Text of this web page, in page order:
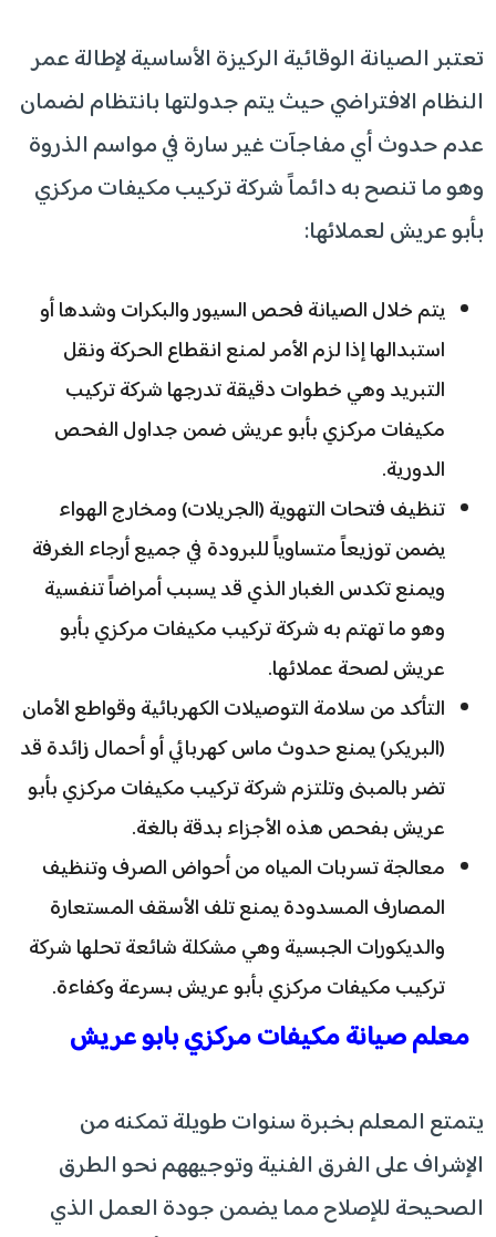
تعتبر الصيانة الوقائية الركيزة الأساسية لإطالة عمر
النظام الافتراضي حيث يتم جدولتها بانتظام لضمان
عدم حدوث أي مفاجآت غير سارة في مواسم الذروة
وهو ما تنصح به دائماً شركة تركيب مكيفات مركزي
بأبو عريش لعملائها:
يتم خلال الصيانة فحص السيور والبكرات وشدها أو
استبدالها إذا لزم الأمر لمنع انقطاع الحركة ونقل
التبريد وهي خطوات دقيقة تدرجها شركة تركيب
مكيفات مركزي بأبو عريش ضمن جداول الفحص
الدورية.
تنظيف فتحات التهوية (الجريلات) ومخارج الهواء
يضمن توزيعاً متساوياً للبرودة في جميع أرجاء الغرفة
ويمنع تكدس الغبار الذي قد يسبب أمراضاً تنفسية
وهو ما تهتم به شركة تركيب مكيفات مركزي بأبو
عريش لصحة عملائها.
التأكد من سلامة التوصيلات الكهربائية وقواطع الأمان
(البريكر) يمنع حدوث ماس كهربائي أو أحمال زائدة قد
تضر بالمبنى وتلتزم شركة تركيب مكيفات مركزي بأبو
عريش بفحص هذه الأجزاء بدقة بالغة.
معالجة تسربات المياه من أحواض الصرف وتنظيف
المصارف المسدودة يمنع تلف الأسقف المستعارة
والديكورات الجبسية وهي مشكلة شائعة تحلها شركة
تركيب مكيفات مركزي بأبو عريش بسرعة وكفاءة.
معلم صيانة مكيفات مركزي بابو عريش
يتمتع المعلم بخبرة سنوات طويلة تمكنه من
الإشراف على الفرق الفنية وتوجيههم نحو الطرق
الصحيحة للإصلاح مما يضمن جودة العمل الذي